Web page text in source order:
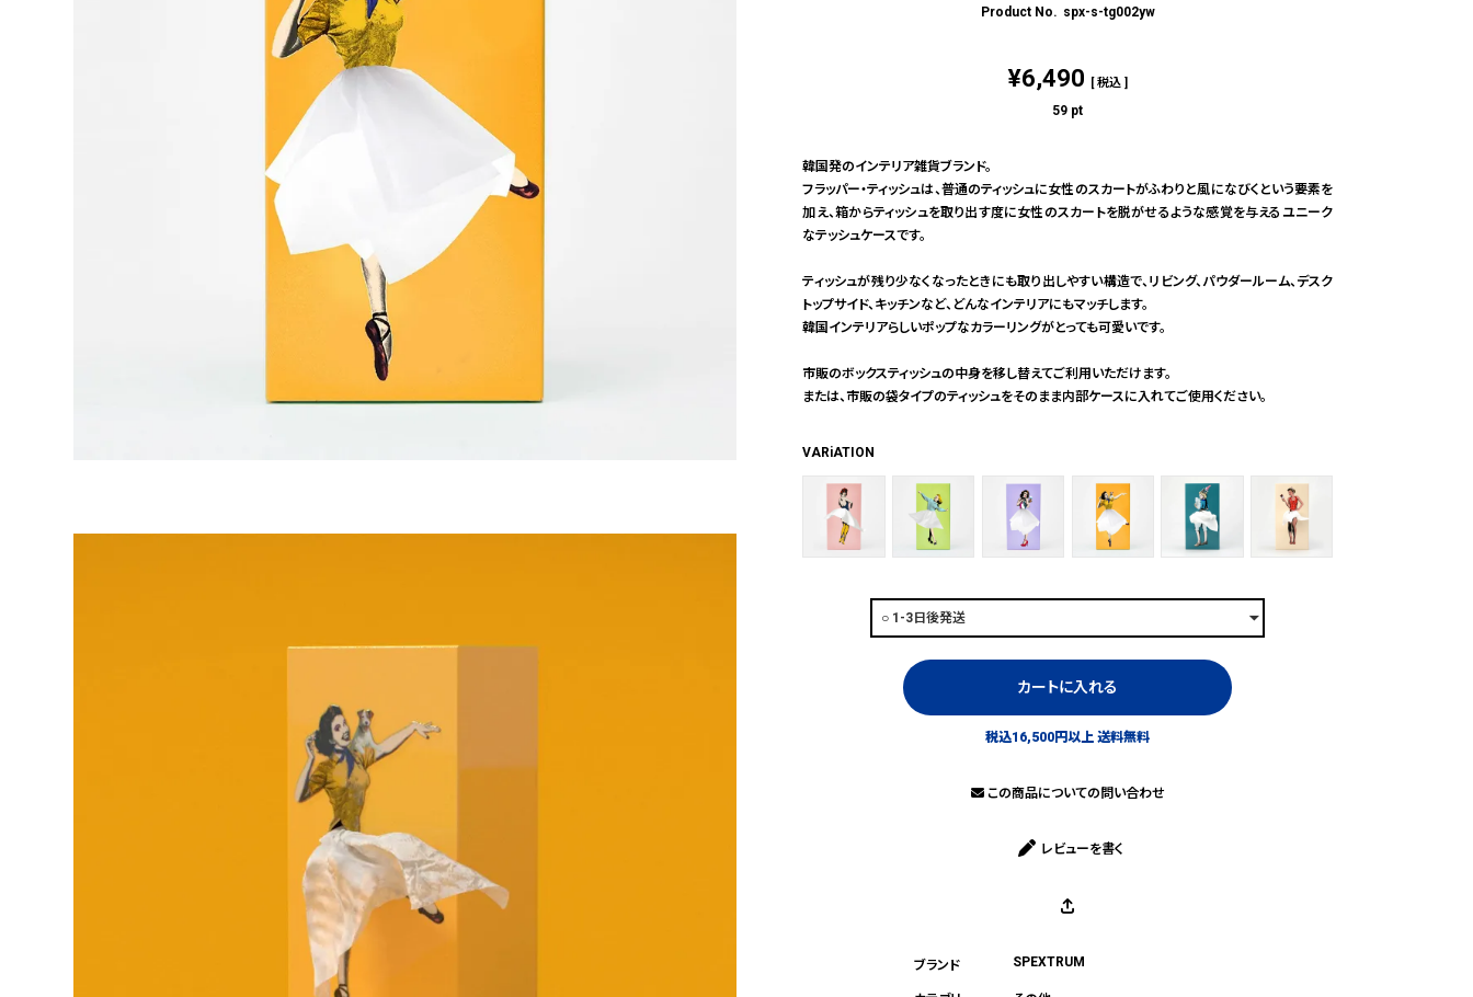
spx-s-tg002yw
¥6,490 税込
59 pt
韓国発のインテリア雑貨ブランド。
フラッパー・ティッシュは、普通のティッシュに女性のスカートがふわりと風になびくという要素を
加え、箱からティッシュを取り出す度に女性のスカートを脱がせるような感覚を与えるユニーク
なテッシュケースです。
ティッシュが残り少なくなったときにも取り出しやすい構造で、リビング、パウダールーム、デスク
トップサイド、キッチンなど、どんなインテリアにもマッチします。
韓国インテリアらしいポップなカラーリングがとっても可愛いです。
市販のボックスティッシュの中身を移し替えてご利用いただけます。
または、市販の袋タイプのティッシュをそのまま内部ケースに入れてご使用ください。
VARiATION
カートに入れる
税込16,500円以上 送料無料
この商品についての問い合わせ
レビューを書く
SPEXTRUM